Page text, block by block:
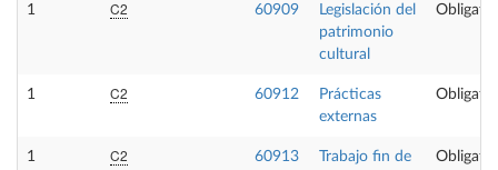
1 C2 60909
Legislación del
patrimonio
cultural
1 C2 60912
Prácticas
externas
1 C2 60913
Trabajo fin de